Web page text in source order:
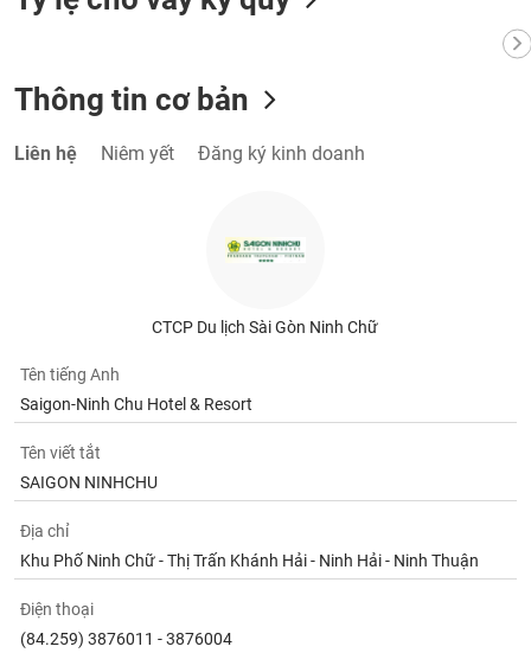
Thông tin cơ bản
Liên hệ Niêm yết Đăng ký kinh doanh
CTCP Du lịch Sài Gòn Ninh Chữ
Tên tiếng Anh
Saigon-Ninh Chu Hotel & Resort
Tên viết tắt
SAIGON NINHCHU
Địa chỉ
Khu Phố Ninh Chữ - Thị Trấn Khánh Hải - Ninh Hải - Ninh Thuận
Điện thoại
(84.259) 3876011 - 3876004
VỤ
SẢN
chứng
(-)
Tất cả
Lãnh
đạo
(-)